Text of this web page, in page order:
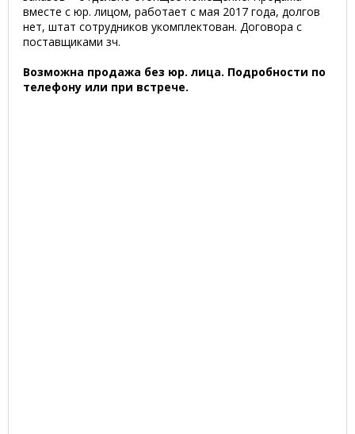
вместе с юр. лицом, работает с мая 2017 года, долгов
нет, штат сотрудников укомплектован. Договора с
поставщиками зч.
Возможна продажа без юр. лица. Подробности по
телефону или при встрече.